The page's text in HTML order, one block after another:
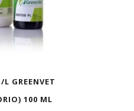
GREENVET
100 ML